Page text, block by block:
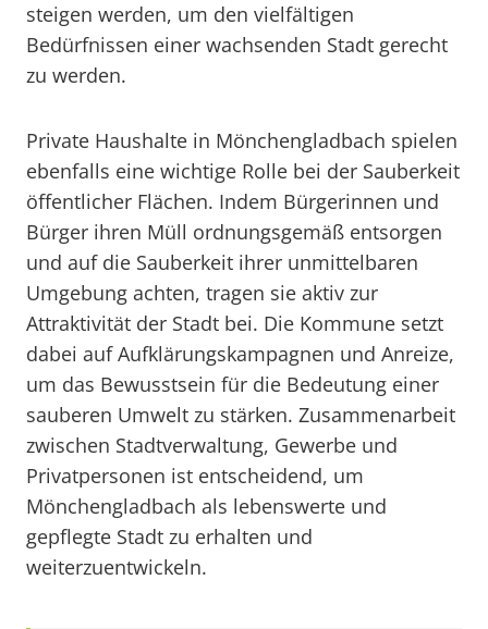
steigen werden, um den vielfältigen
Bedürfnissen einer wachsenden Stadt gerecht
zu werden.
Private Haushalte in Mönchengladbach spielen
ebenfalls eine wichtige Rolle bei der Sauberkeit
öffentlicher Flächen. Indem Bürgerinnen und
Bürger ihren Müll ordnungsgemäß entsorgen
und auf die Sauberkeit ihrer unmittelbaren
Umgebung achten, tragen sie aktiv zur
Attraktivität der Stadt bei. Die Kommune setzt
dabei auf Aufklärungskampagnen und Anreize,
um das Bewusstsein für die Bedeutung einer
sauberen Umwelt zu stärken. Zusammenarbeit
zwischen Stadtverwaltung, Gewerbe und
Privatpersonen ist entscheidend, um
Mönchengladbach als lebenswerte und
gepflegte Stadt zu erhalten und
weiterzuentwickeln.